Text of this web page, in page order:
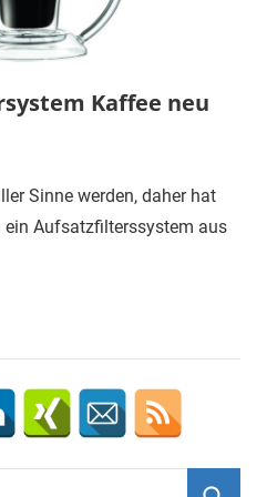
Kaffee neu
Sinne werden, daher hat
Aufsatzfilterssystem aus